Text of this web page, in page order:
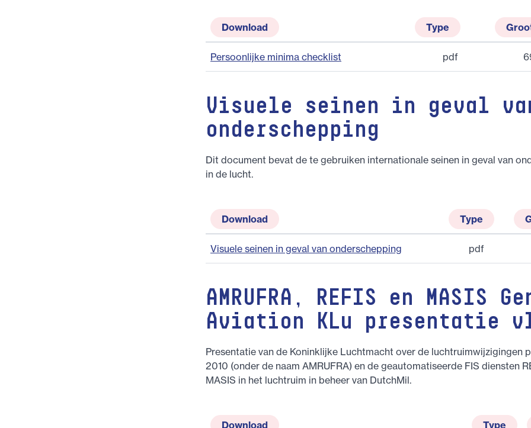
Download Type
Persoonlijke minima checklist pdf
Visuele seinen in geval
onderschepping
Dit document bevat de te gebruiken internationale seinen in geval van
in de lucht.
Download Type
Visuele seinen in geval van onderschepping pdf
AMRUFRA, REFIS en MASIS
Aviation KLu presentatie
Presentatie van de Koninklijke Luchtmacht over de luchtruimwijzigingen
2010 (onder de naam AMRUFRA) en de geautomatiseerde FIS diensten
MASIS in het luchtruim in beheer van DutchMil.
Download Type